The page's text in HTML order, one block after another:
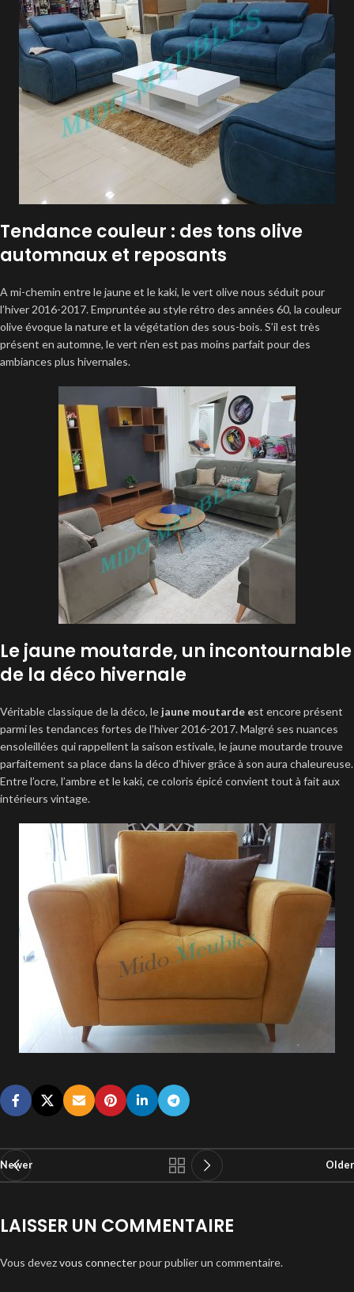
Tendance couleur : des tons olive
automnaux et reposants
A mi-chemin entre le jaune et le kaki, le vert olive nous séduit pour
l’hiver 2016-2017. Empruntée au style rétro des années 60, la couleur
olive évoque la nature et la végétation des sous-bois. S’il est très
présent en automne, le vert n’en est pas moins parfait pour des
ambiances plus hivernales.
Le jaune moutarde, un incontournable
de la déco hivernale
Véritable classique de la déco, le jaune moutarde est encore présent
parmi les tendances fortes de l’hiver 2016-2017. Malgré ses nuances
ensoleillées qui rappellent la saison estivale, le jaune moutarde trouve
parfaitement sa place dans la déco d’hiver grâce à son aura chaleureuse.
Entre l’ocre, l’ambre et le kaki, ce coloris épicé convient tout à fait aux
intérieurs vintage.
Newer Older
LAISSER UN COMMENTAIRE
Vous devezvous connecterpour publier un commentaire.